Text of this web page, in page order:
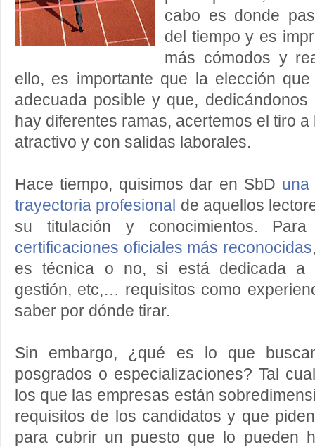
cabo es donde
del tiempo y es
más cómodos y
ello, es importante que la elección
adecuada posible y que,
hay diferentes ramas, acertemos el tiro
atractivo y con salidas laborales.
Hace tiempo, quisimos dar en SbD una
trayectoria profesional de aquellos
su titulación y conocimientos.
certificaciones oficiales más reconocidas
es técnica o no, si está dedicada a
gestión, etc,… requisitos como
saber por dónde tirar.
Sin embargo, ¿qué es lo que
posgrados o especializaciones? Tal
los que las empresas están
requisitos de los candidatos y que
para cubrir un puesto que lo pueden